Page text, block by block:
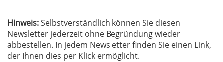
Hinweis:Selbstverständlich können Sie diesen
Newsletter jederzeit ohne Begründung wieder
abbestellen. In jedem Newsletter finden Sie einen Link,
der Ihnen dies per Klick ermöglicht.